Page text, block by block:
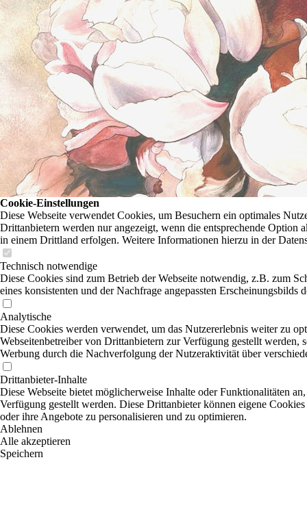
Cookie-Einstellungen
Diese Webseite verwendet Cookies, um Besuchern ein optimales
Drittanbietern werden nur angezeigt, wenn die entsprechende Option
in einem Drittland erfolgen. Weitere Informationen hierzu in der
Technisch notwendige
Diese Cookies sind zum Betrieb der Webseite notwendig, z.B. zum
eines konsistenten und der Nachfrage angepassten Erscheinungsbilds
Analytische
Diese Cookies werden verwendet, um das Nutzererlebnis weiter zu
Webseitenbetreiber von Drittanbietern zur Verfügung gestellt werden,
Werbung durch die Nachverfolgung der Nutzeraktivität über
Drittanbieter-Inhalte
Diese Webseite bietet möglicherweise Inhalte oder Funktionalitäten
Verfügung gestellt werden. Diese Drittanbieter können eigene
oder ihre Angebote zu personalisieren und zu optimieren.
Ablehnen
Alle akzeptieren
Speichern